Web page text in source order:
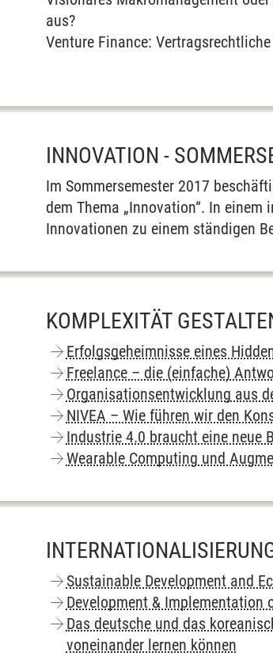
aus?
Venture Finance:
INNOVATION -
Im Sommersemester 2017
dem Thema „Innovation“. In
Innovationen zu einem ständigen
KOMPLEXITÄT
Erfolgsgeheimnisse eines
Freelance – die (einfache)
Organisationsentwicklung aus
NIVEA – Wie führen wir den
Industrie 4.0 braucht eine neue
Wearable Computing und
Sustainable Development and
Development & Implementation
Das deutsche und das
voneinander lernen können